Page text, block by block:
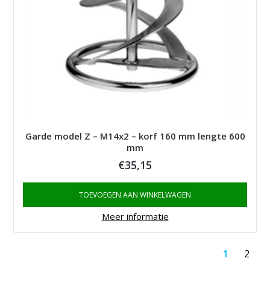
Garde model Z – M14x2 – korf 160 mm lengte 600
mm
€35,15
TOEVOEGEN AAN WINKELWAGEN
Meer informatie
1 2